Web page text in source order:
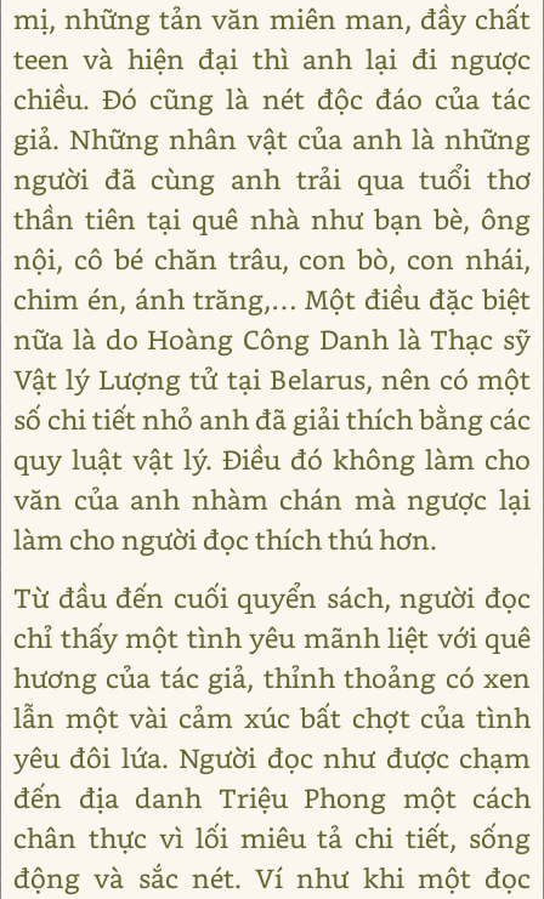
mị, những tản văn miên man, đầy chất
teen và hiện đại thì anh lại đi ngược
chiều. Đó cũng là nét độc đáo của tác
giả. Những nhân vật của anh là những
người đã cùng anh trải qua tuổi thơ
thần tiên tại quê nhà như bạn bè, ông
nội, cô bé chăn trâu, con bò, con nhái,
chim én, ánh trăng,… Một điều đặc biệt
nữa là do Hoàng Công Danh là Thạc sỹ
Vật lý Lượng tử tại Belarus, nên có một
số chi tiết nhỏ anh đã giải thích bằng các
quy luật vật lý. Điều đó không làm cho
văn của anh nhàm chán mà ngược lại
làm cho người đọc thích thú hơn.
Từ đầu đến cuối quyển sách, người đọc
chỉ thấy một tình yêu mãnh liệt với quê
hương của tác giả, thỉnh thoảng có xen
lẫn một vài cảm xúc bất chợt của tình
yêu đôi lứa. Người đọc như được chạm
đến địa danh Triệu Phong một cách
chân thực vì lối miêu tả chi tiết, sống
động và sắc nét. Ví như khi một đọc